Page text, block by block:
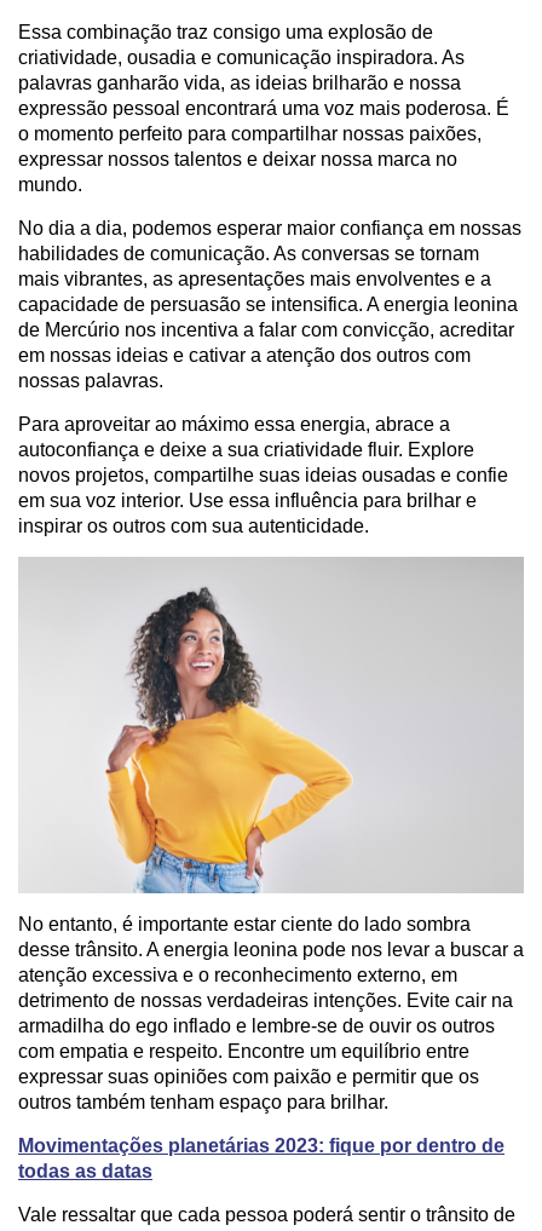
Essa combinação traz consigo uma explosão de
criatividade, ousadia e comunicação inspiradora. As
palavras ganharão vida, as ideias brilharão e nossa
expressão pessoal encontrará uma voz mais poderosa. É
o momento perfeito para compartilhar nossas paixões,
expressar nossos talentos e deixar nossa marca no
mundo.
No dia a dia, podemos esperar maior confiança em nossas
habilidades de comunicação. As conversas se tornam
mais vibrantes, as apresentações mais envolventes e a
capacidade de persuasão se intensifica. A energia leonina
de Mercúrio nos incentiva a falar com convicção, acreditar
em nossas ideias e cativar a atenção dos outros com
nossas palavras.
Para aproveitar ao máximo essa energia, abrace a
autoconfiança e deixe a sua criatividade fluir. Explore
novos projetos, compartilhe suas ideias ousadas e confie
em sua voz interior. Use essa influência para brilhar e
inspirar os outros com sua autenticidade.
No entanto, é importante estar ciente do lado sombra
desse trânsito. A energia leonina pode nos levar a buscar a
atenção excessiva e o reconhecimento externo, em
detrimento de nossas verdadeiras intenções. Evite cair na
armadilha do ego inflado e lembre-se de ouvir os outros
com empatia e respeito. Encontre um equilíbrio entre
expressar suas opiniões com paixão e permitir que os
outros também tenham espaço para brilhar.
Movimentações planetárias 2023: fique por dentro de
todas as datas
Vale ressaltar que cada pessoa poderá sentir o trânsito de